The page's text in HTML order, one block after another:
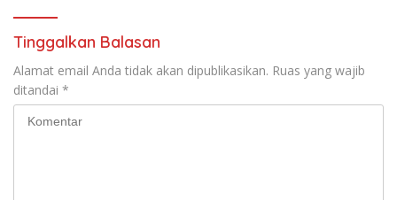
Tinggalkan Balasan
Alamat email Anda tidak akan dipublikasikan. Ruas yang wajib
ditandai *